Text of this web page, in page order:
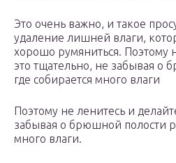
Это очень важно, и такое
удаление лишней влаги,
хорошо румяниться. Поэтому
это тщательно, не забывая о
где собирается много влаги
Поэтому не ленитесь и
забывая о брюшной полости
много влаги.